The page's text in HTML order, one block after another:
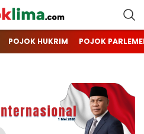
POJOK HUKRIM POJOK